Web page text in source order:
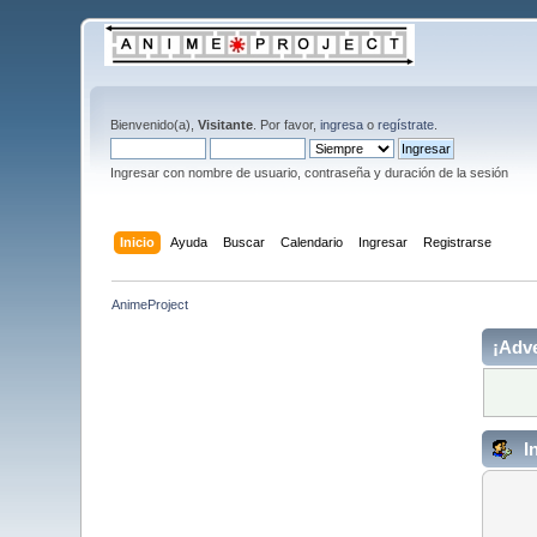
Bienvenido(a),Visitante . Por favor,ingresa oregístrate
Ingresar con nombre de usuario, contraseña y duración de la sesión
Inicio Ayuda Buscar Calendario Ingresar Registrarse
AnimeProject